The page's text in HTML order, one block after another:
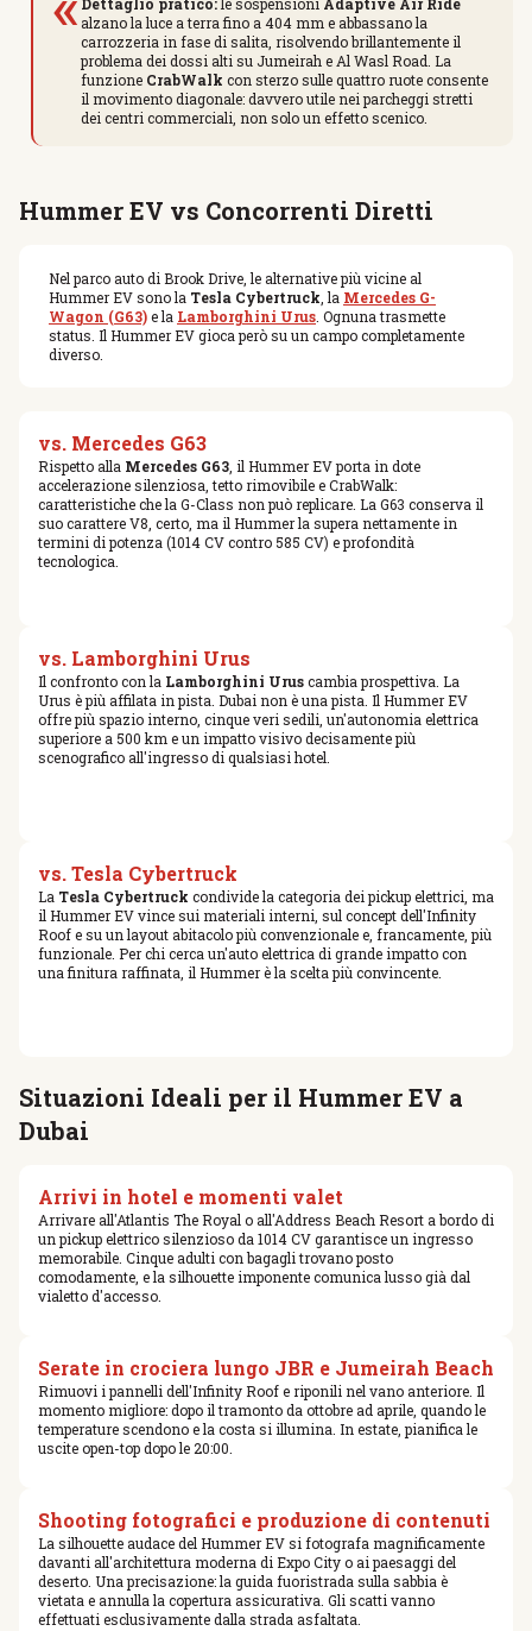
alzano la luce a terra fino a 404 mm e abbassano la
carrozzeria in fase di salita, risolvendo brillantemente il
problema dei dossi alti su Jumeirah e Al Wasl Road. La
funzione CrabWalk con sterzo sulle quattro ruote consente
il movimento diagonale: davvero utile nei parcheggi stretti
dei centri commerciali, non solo un effetto scenico.
Hummer EV vs Concorrenti Diretti
Nel parco auto di Brook Drive, le alternative più vicine al
Hummer EV sono la Tesla Cybertruck , la Mercedes G-
Wagon (G63)e la Lamborghini Urus . Ognuna trasmette
status. Il Hummer EV gioca però su un campo completamente
diverso.
vs. Mercedes G63
Rispetto alla Mercedes G63 , il Hummer EV porta in dote
accelerazione silenziosa, tetto rimovibile e CrabWalk:
caratteristiche che la G-Class non può replicare. La G63 conserva il
suo carattere V8, certo, ma il Hummer la supera nettamente in
termini di potenza (1014 CV contro 585 CV) e profondità
tecnologica.
vs. Lamborghini Urus
Il confronto con la Lamborghini Uruscambia prospettiva. La
Urus è più affilata in pista. Dubai non è una pista. Il Hummer EV
offre più spazio interno, cinque veri sedili, un'autonomia elettrica
superiore a 500 km e un impatto visivo decisamente più
scenografico all'ingresso di qualsiasi hotel.
vs. Tesla Cybertruck
La Tesla Cybertruck condivide la categoria dei pickup elettrici, ma
il Hummer EV vince sui materiali interni, sul concept dell'Infinity
Roof e su un layout abitacolo più convenzionale e, francamente, più
funzionale. Per chi cerca un'auto elettrica di grande impatto con
una finitura raffinata, il Hummer è la scelta più convincente.
Situazioni Ideali per il Hummer EV a
Dubai
Arrivi in hotel e momenti valet
Arrivare all'Atlantis The Royal o all'Address Beach Resort a bordo di
un pickup elettrico silenzioso da 1014 CV garantisce un ingresso
memorabile. Cinque adulti con bagagli trovano posto
comodamente, e la silhouette imponente comunica lusso già dal
vialetto d'accesso.
Serate in crociera lungo JBR e Jumeirah Beach
Rimuovi i pannelli dell'Infinity Roof e riponili nel vano anteriore. Il
momento migliore: dopo il tramonto da ottobre ad aprile, quando le
temperature scendono e la costa si illumina. In estate, pianifica le
uscite open-top dopo le 20:00.
Shooting fotografici e produzione di contenuti
La silhouette audace del Hummer EV si fotografa magnificamente
davanti all'architettura moderna di Expo City o ai paesaggi del
deserto. Una precisazione: la guida fuoristrada sulla sabbia è
vietata e annulla la copertura assicurativa. Gli scatti vanno
effettuati esclusivamente dalla strada asfaltata.